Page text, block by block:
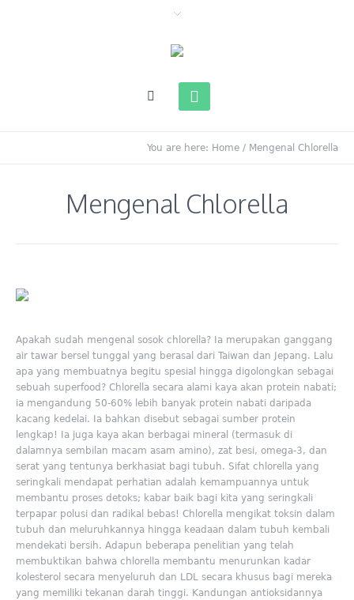
You are here: Home / Mengenal Chlorella
Mengenal Chlorella
Apakah sudah mengenal sosok chlorella? Ia merupakan ganggang
air tawar bersel tunggal yang berasal dari Taiwan dan Jepang. Lalu
apa yang membuatnya begitu spesial hingga digolongkan sebagai
sebuah superfood? Chlorella secara alami kaya akan protein nabati;
ia mengandung 50-60% lebih banyak protein nabati daripada
kacang kedelai. Ia bahkan disebut sebagai sumber protein
lengkap! Ia juga kaya akan berbagai mineral (termasuk di
dalamnya sembilan macam asam amino), zat besi, omega-3, dan
serat yang tentunya berkhasiat bagi tubuh. Sifat chlorella yang
seringkali mendapat perhatian adalah kemampuannya untuk
membantu proses detoks; kabar baik bagi kita yang seringkali
terpapar polusi dan radikal bebas! Chlorella mengikat toksin dalam
tubuh dan meluruhkannya hingga keadaan dalam tubuh kembali
mendekati bersih. Adapun beberapa penelitian yang telah
membuktikan bahwa chlorella membantu menurunkan kadar
kolesterol secara menyeluruh dan LDL secara khusus bagi mereka
yang memiliki tekanan darah tinggi. Kandungan antioksidannya